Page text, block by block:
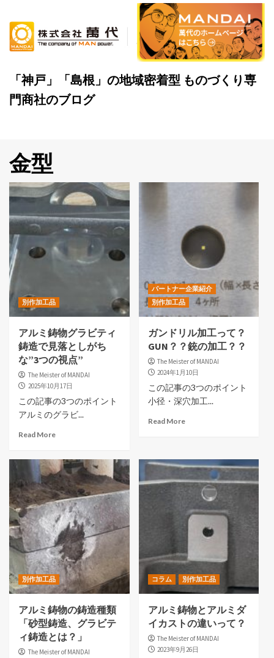
content
「神戸」「島根」の地域密着型 ものづくり専
門商社のブログ
金型
別作加工品
アルミ鋳物グラビティ
鋳造で見落としがち
な”3つの視点”
The Meister of MANDAI
2025年10月17日
この記事の3つのポイント
アルミのグラビ...
Read More
パートナー企業紹介
別作加工品
ガンドリル加工って？
GUN？？銃の加工？？
The Meister of MANDAI
2024年1月10日
この記事の3つのポイント
小径・深穴加工...
Read More
別作加工品
アルミ鋳物の鋳造種類
「砂型鋳造、グラビテ
ィ鋳造とは？」
The Meister of MANDAI
コラム 別作加工品
アルミ鋳物とアルミダ
イカストの違いって？
The Meister of MANDAI
2023年9月26日